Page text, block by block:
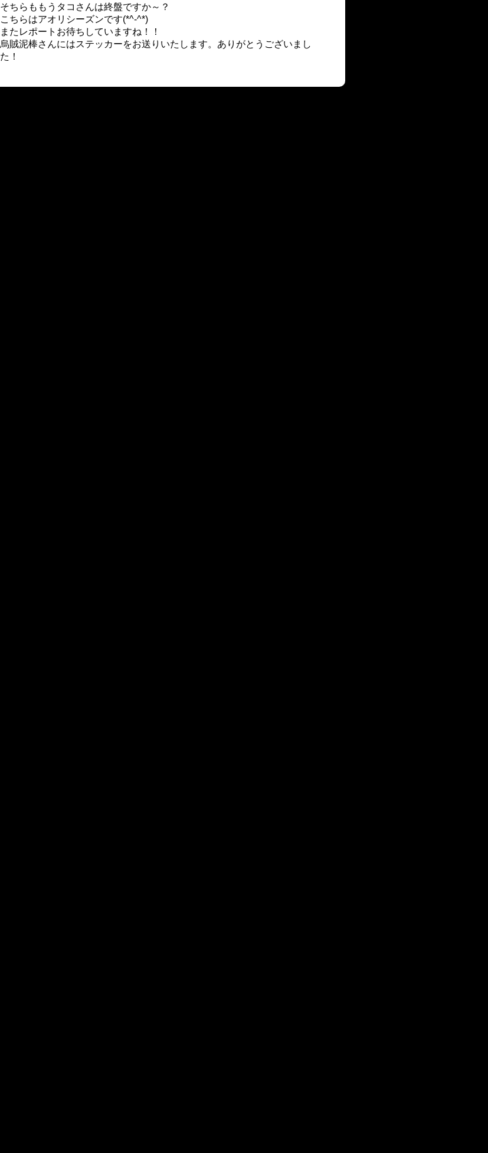
そちらももうタコさんは終盤ですか～？
こちらはアオリシーズンです(*^-^*)
またレポートお待ちしていますね！！
烏賊泥棒さんにはステッカーをお送りいたします。ありがとうございまし
た！